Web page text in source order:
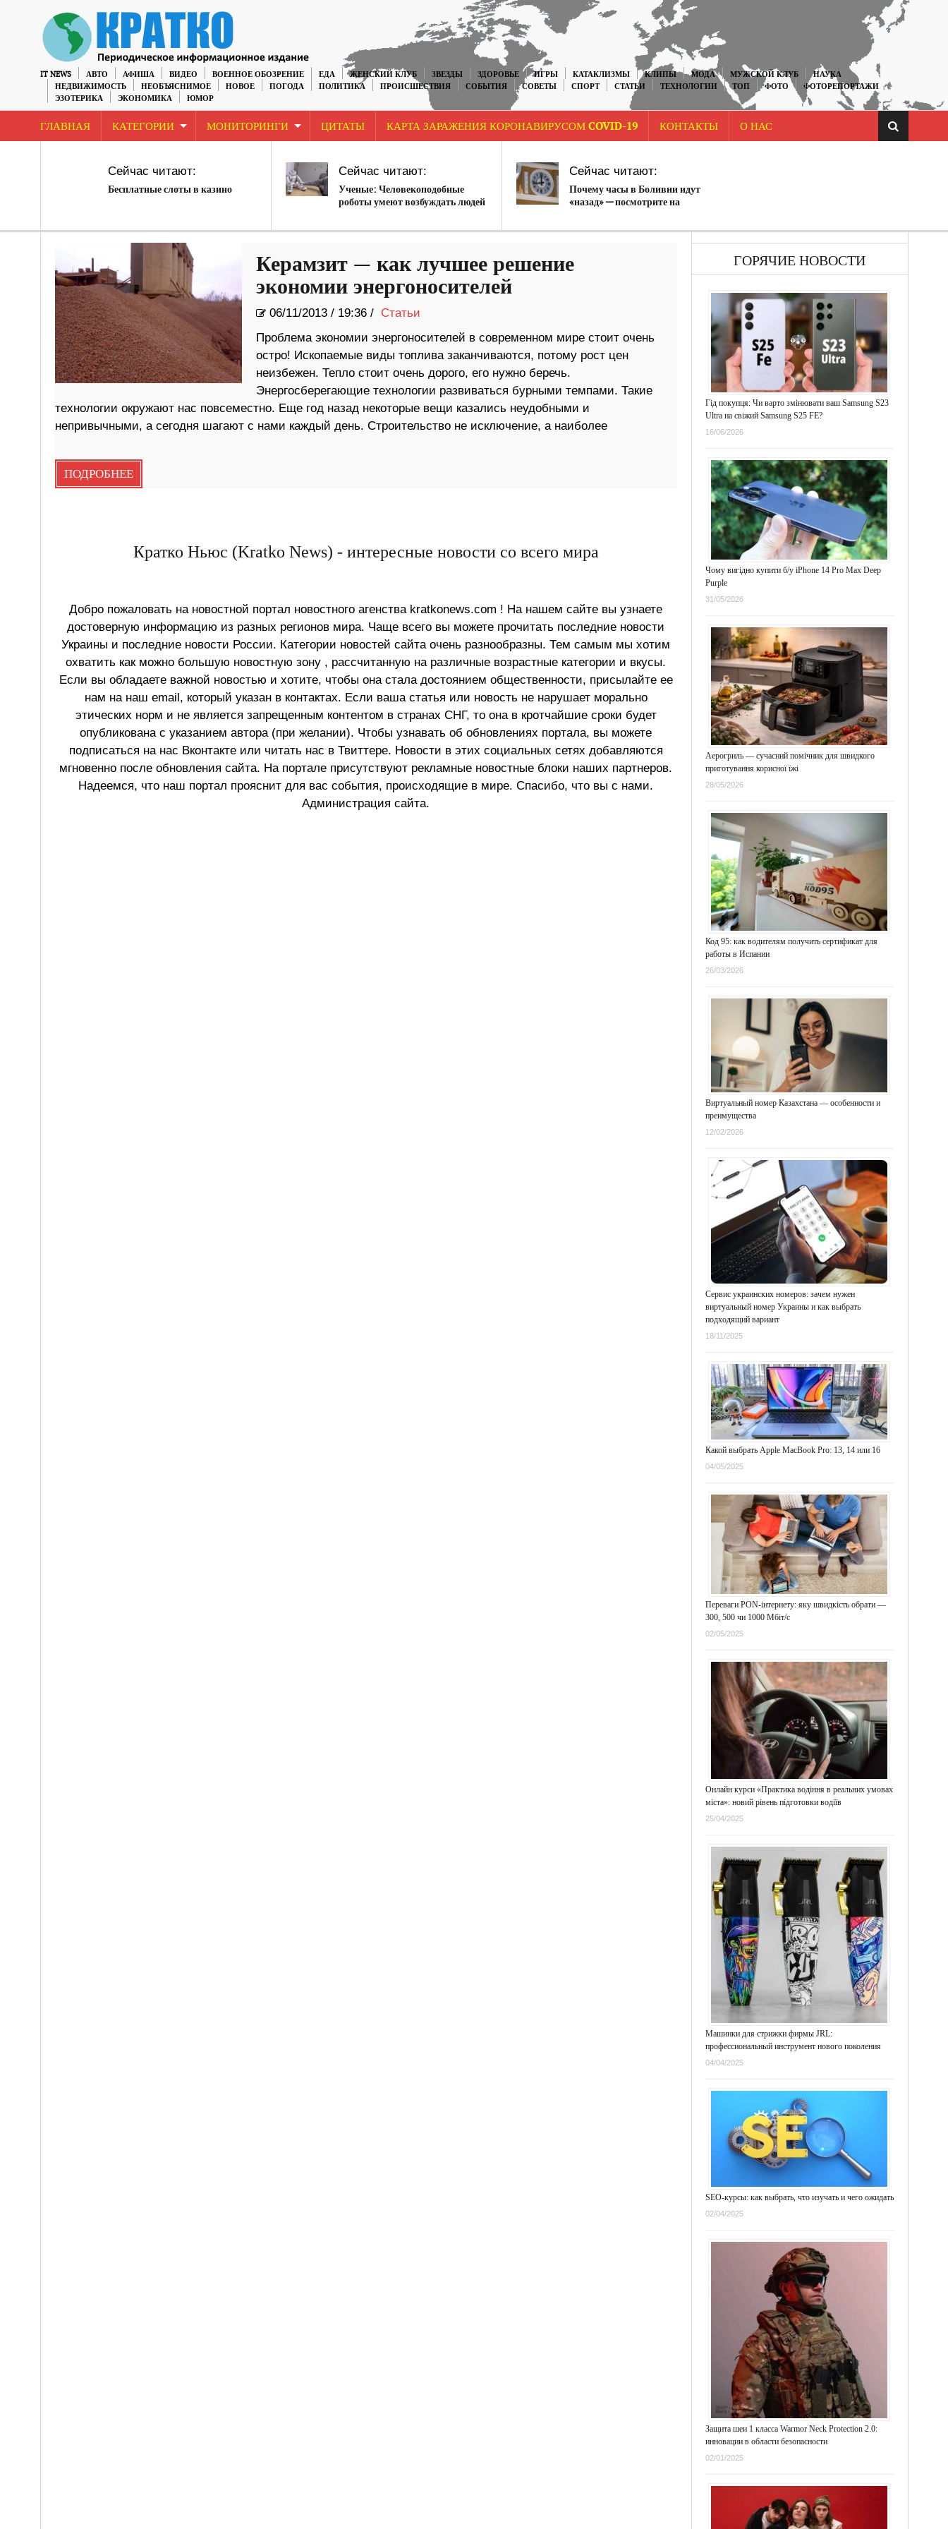
IT NEWS АВТО АФИША ВИДЕО ВОЕННОЕ ОБОЗРЕНИЕ ЕДА ЖЕНСКИЙ КЛУБ ЗВЕЗДЫ ЗДОРОВЬЕ ИГРЫ КАТАКЛИЗМЫ КЛИПЫ МОДА МУЖСКОЙ КЛУБ
НАУКА
НЕДВИЖИМОСТЬ
НЕОБЪЯСНИМОЕ НОВОЕ ПОГОДА ПОЛИТИКА ПРОИСШЕСТВИЯ СОБЫТИЯ СОВЕТЫ СПОРТ СТАТЬИ ТЕХНОЛОГИИ ТОП ФОТО
ФОТОРЕПОРТАЖИ
ЭЗОТЕРИКА
ЭКОНОМИКА ЮМОР
ГЛАВНАЯ КАТЕГОРИИ МОНИТОРИНГИ ЦИТАТЫ КАРТА ЗАРАЖЕНИЯ КОРОНАВИРУСОМ COVID-19 КОНТАКТЫ О НАС
Сейчас читают:
Бесплатные слоты в казино
Сейчас читают:
Ученые: Человекоподобные
роботы умеют возбуждать людей
Сейчас читают:
Почему часы в Боливии идут
«назад» — посмотрите на
Керамзит — как лучшее решение
экономии энергоносителей
06/11/2013/ 19:36 / Статьи
Проблема экономии энергоносителей в современном мире стоит очень
остро! Ископаемые виды топлива заканчиваются, потому рост цен
неизбежен. Тепло стоит очень дорого, его нужно беречь.
Энергосберегающие технологии развиваться бурными темпами. Такие
технологии окружают нас повсеместно. Еще год назад некоторые вещи казались неудобными и
непривычными, а сегодня шагают с нами каждый день. Строительство не исключение, а наиболее
ПОДРОБНЕЕ
Кратко Ньюс (Kratko News) - интересные новости со всего мира
Добро пожаловать на новостной портал новостного агенства kratkonews.com ! На нашем сайте вы узнаете
достоверную информацию из разных регионов мира. Чаще всего вы можете прочитать последние новости
Украины и последние новости России. Категории новостей сайта очень разнообразны. Тем самым мы хотим
охватить как можно большую новостную зону , рассчитанную на различные возрастные категории и вкусы.
Если вы обладаете важной новостью и хотите, чтобы она стала достоянием общественности, присылайте ее
нам на наш email, который указан в контактах. Если ваша статья или новость не нарушает морально
этических норм и не является запрещенным контентом в странах СНГ, то она в кротчайшие сроки будет
опубликована с указанием автора (при желании). Чтобы узнавать об обновлениях портала, вы можете
подписаться на нас Вконтакте или читать нас в Твиттере. Новости в этих социальных сетях добавляются
мгновенно после обновления сайта. На портале присутствуют рекламные новостные блоки наших партнеров.
Надеемся, что наш портал прояснит для вас события, происходящие в мире. Спасибо, что вы с нами.
Администрация сайта.
ГОРЯЧИЕ НОВОСТИ
Гід покупця: Чи варто змінювати ваш Samsung S23
Ultra на свіжий Samsung S25 FE?
16/06/2026
Чому вигідно купити б/у iPhone 14 Pro Max Deep
Purple
31/05/2026
Аерогриль — сучасний помічник для швидкого
приготування корисної їжі
28/05/2026
Код 95: как водителям получить сертификат для
работы в Испании
26/03/2026
Виртуальный номер Казахстана — особенности и
преимущества
12/02/2026
Сервис украинских номеров: зачем нужен
виртуальный номер Украины и как выбрать
подходящий вариант
18/11/2025
Какой выбрать Apple MacBook Pro: 13, 14 или 16
04/05/2025
Переваги PON-інтернету: яку швидкість обрати —
300, 500 чи 1000 Мбіт/с
02/05/2025
Онлайн курси «Практика водіння в реальних умовах
міста»: новий рівень підготовки водіїв
25/04/2025
Машинки для стрижки фирмы JRL:
профессиональный инструмент нового поколения
04/04/2025
SEO-курсы: как выбрать, что изучать и чего ожидать
02/04/2025
Защита шеи 1 класса Warmor Neck Protection 2.0:
инновации в области безопасности
02/01/2025